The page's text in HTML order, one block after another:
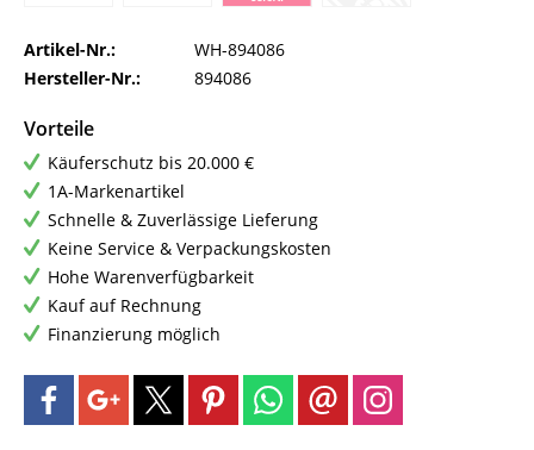
Artikel-Nr.:
WH-894086
Hersteller-Nr.:
894086
Vorteile
Käuferschutz bis 20.000 €
1A-Markenartikel
Schnelle & Zuverlässige Lieferung
Keine Service & Verpackungskosten
Hohe Warenverfügbarkeit
Kauf auf Rechnung
Finanzierung möglich